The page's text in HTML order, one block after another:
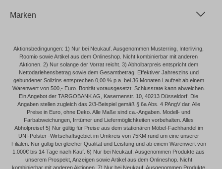
Marken
Aktionsbedingungen: 1) Nur bei Neukauf. Ausgenommen Musterring, Interliving,
Roomio sowie Artikel aus dem Onlineshop. Nicht kombinierbar mit anderen
Aktionen. 2) Nur solange der Vorrat reicht. 3) Abholbarpreis entspricht dem
Nettodarlehensbetrag sowie dem Gesamtbetrag. Effektiver Jahreszins und
gebundener Sollzins entsprechen 0,00 % p.a. bei 36 Monaten Laufzeit ab einem
Warenwert von 500,- Euro. Bonität vorausgesetzt. Schlussrate kann abweichen.
Ein Angebot der TARGOBANK AG, Kasernenstr. 10, 40213 Düsseldorf. Die
Angaben stellen zugleich das 2/3-Beispiel gemäß § 6a Abs. 4 PAngV dar. Alle
Preise in Euro, ohne Deko. Alle Maße sind ca.-Angaben. Modell- und
Farbabweichungen, Irrtümer und Liefermöglichkeiten vorbehalten. Alles
Abholpreise! 5) Nur gültig für Preise aus dem stationären Möbel-Fachhandel im
UNI-Polster -Wirtschaftsgebiet im Umkreis von 75KM rund um eine unserer
Filialen. Nur gültig bei gleicher Qualität und Leistung und ab einem Warenwert von
1.000€ bis 14 Tage nach Kauf. 6) Nur bei Neukauf. Ausgenommen Produkte aus
unserem Prospekt, Anzeigen sowie Artikel aus dem Onlineshop. Nicht
kombinierbar mit anderen Aktionen. 7) Nur bei Neukauf. Ausgenommen Produkte